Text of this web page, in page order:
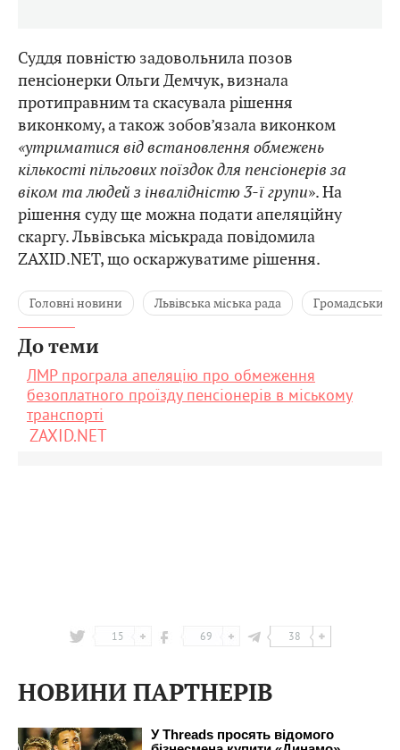
Суддя повністю задовольнила позов
пенсіонерки Ольги Демчук, визнала
протиправним та скасувала рішення
виконкому, а також зобов’язала виконком
«утриматися від встановлення обмежень
кількості пільгових поїздок для пенсіонерів за
віком та людей з інвалідністю 3-ї групи». На
рішення суду ще можна подати апеляційну
скаргу. Львівська міськрада повідомила
ZAXID.NET, що оскаржуватиме рішення.
Головні новини Львівська міська рада Громадський
До теми
ЛМР програла апеляцію про обмеження
безоплатного проїзду пенсіонерів в міському
транспорті
ZAXID.NET
15 69 38
НОВИНИ ПАРТНЕРІВ